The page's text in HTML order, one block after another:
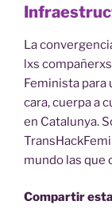
La
lxs
Feminista para
cara, cuerpa a
en Catalunya.
mundo las que
Compartir